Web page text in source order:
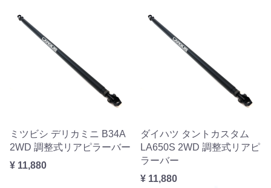
ミツビシ デリカミニ B34A
2WD 調整式リアピラーバー
¥ 11,880
ダイハツ タントカスタム
LA650S 2WD 調整式リアピ
ラーバー
¥ 11,880